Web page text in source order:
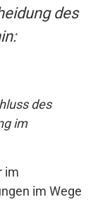
des
des
im
im
im Wege